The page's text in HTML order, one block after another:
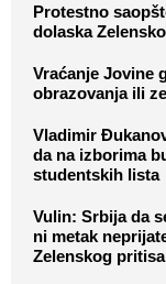
Protestno
dolaska
Vraćanje Jovine
obrazovanja ili
Vladimir
da na izborima
studentskih lista
Vulin: Srbija da
ni metak
Zelenskog